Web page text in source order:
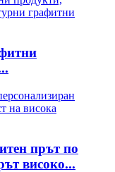
прът по
високо...